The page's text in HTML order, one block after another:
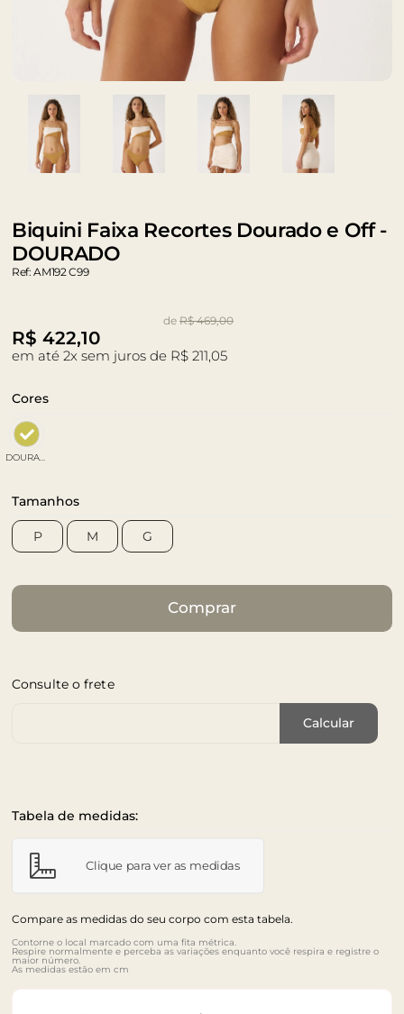
Biquini Faixa Recortes Dourado e Off -
DOURADO
Ref: AM192 C99
de R$ 469,00
R$ 422,10
em até 2x sem juros de R$ 211,05
Cores
DOURADO
Tamanhos
P M G
Comprar
Consulte o frete
Calcular
Tabela de medidas:
Clique para ver as medidas
Compare as medidas do seu corpo com esta tabela.
Contorne o local marcado com uma fita métrica.
Respire normalmente e perceba as variações enquanto você respira e registre o
maior número.
As medidas estão em cm